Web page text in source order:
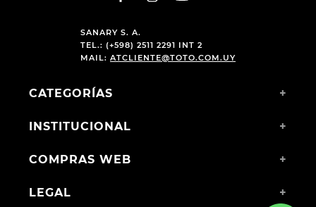
SANARY S. A.
TEL.: (+598) 2511 2291 INT 2
MAIL: ATCLIENTE@TOTO.COM.UY
CATEGORÍAS +
INSTITUCIONAL +
COMPRAS WEB +
LEGAL +